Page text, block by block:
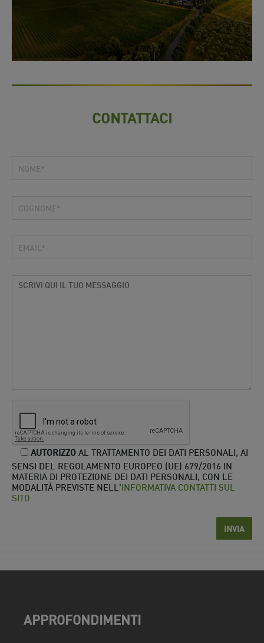
CONTATTACI
AUTORIZZOAL TRATTAMENTO DEI DATI PERSONALI, AI
SENSI DEL REGOLAMENTO EUROPEO (UE) 679/2016 IN
MATERIA DI PROTEZIONE DEI DATI PERSONALI, CON LE
MODALITÀ PREVISTE NELL'INFORMATIVA CONTATTI SUL
SITO
APPROFONDIMENTI